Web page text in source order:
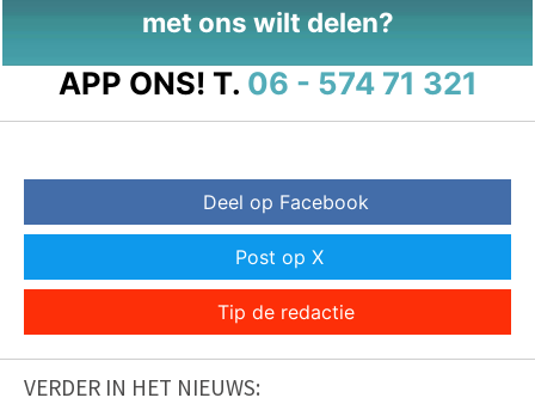
met ons wilt delen?
APP ONS! T. 06 - 574 71 321
Deel op Facebook
Post op X
Tip de redactie
VERDER IN HET NIEUWS: